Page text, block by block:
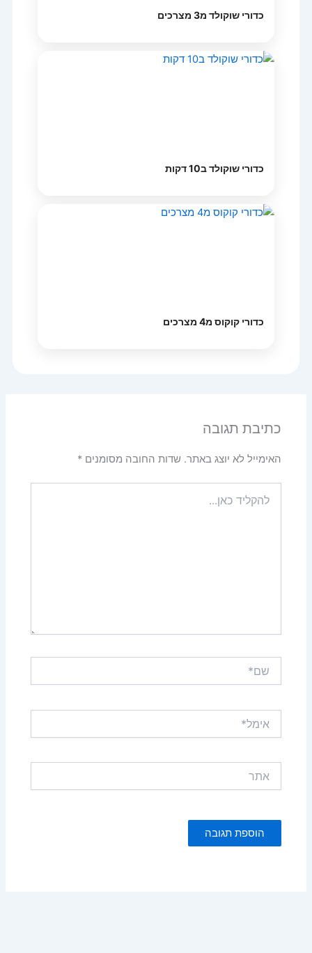
כדורי שוקולד מ3 מצרכים
כדורי שוקולד ב10 דקות
כדורי קוקוס מ4 מצרכים
כתיבת תגובה
האימייל לא יוצג באתר. שדות החובה מסומנים*
כאן...